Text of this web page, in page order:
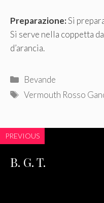
Preparazione:Si
Si serve nella coppetta
d’arancia.
Categorie
Bevande
Tag
Vermouth Rosso
PREVIOUS
B. G. T.